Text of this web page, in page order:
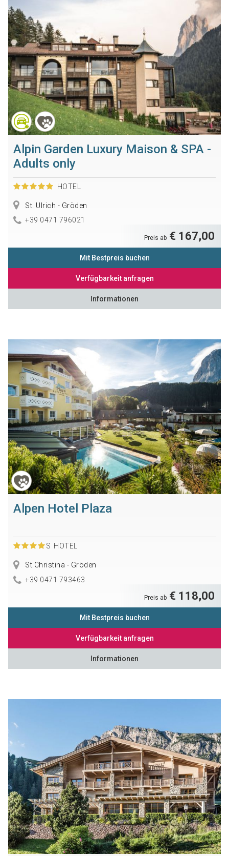
Alpin Garden Luxury Maison & SPA -
Adults only
HOTEL
St. Ulrich - Gröden
+39 0471 796021
Preis ab € 167,00
Mit Bestpreis buchen
Verfügbarkeit anfragen
Informationen
Alpen Hotel Plaza
S HOTEL
St.Christina - Gröden
+39 0471 793463
Preis ab € 118,00
Mit Bestpreis buchen
Verfügbarkeit anfragen
Informationen